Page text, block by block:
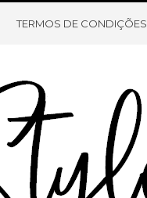
BLOG CONTATO
TERMOS DE CONDIÇÕES